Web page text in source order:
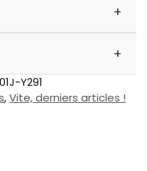
+
+
Y291
,Vite, derniers articles !